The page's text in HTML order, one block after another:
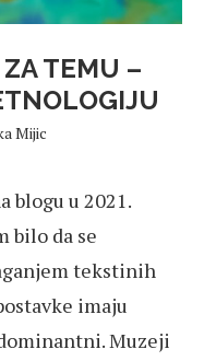
TEMU –
Mijic
blogu u 2021.
bilo da se
tekstinih
imaju
Muzeji